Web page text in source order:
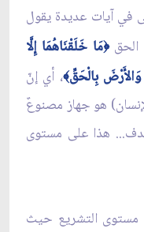
في آيات عديدة يقول
الحق﴿مَا خَلَقْنَاهُمَا إِلَّا
بِالْحَقِّ﴾، أي إنّ
هو جهاز مصنوعٌ
هذا على مستوى
مستوى التشريع حيث